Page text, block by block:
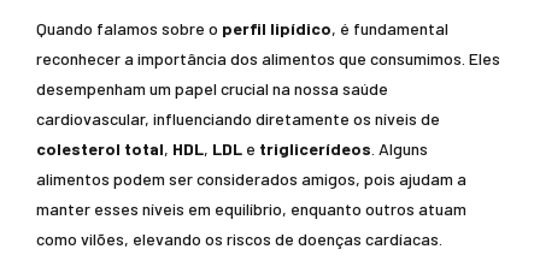
Quando falamos sobre o perfil lipídico, é fundamental
reconhecer a importância dos alimentos que consumimos. Eles
desempenham um papel crucial na nossa saúde
cardiovascular, influenciando diretamente os níveis de
colesterol total, HDL, LDL e triglicerídeos . Alguns
alimentos podem ser considerados amigos, pois ajudam a
manter esses níveis em equilíbrio, enquanto outros atuam
como vilões, elevando os riscos de doenças cardíacas.